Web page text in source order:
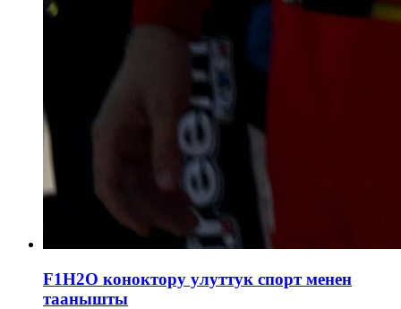
F1H2O коноктору улуттук спорт менен
таанышты